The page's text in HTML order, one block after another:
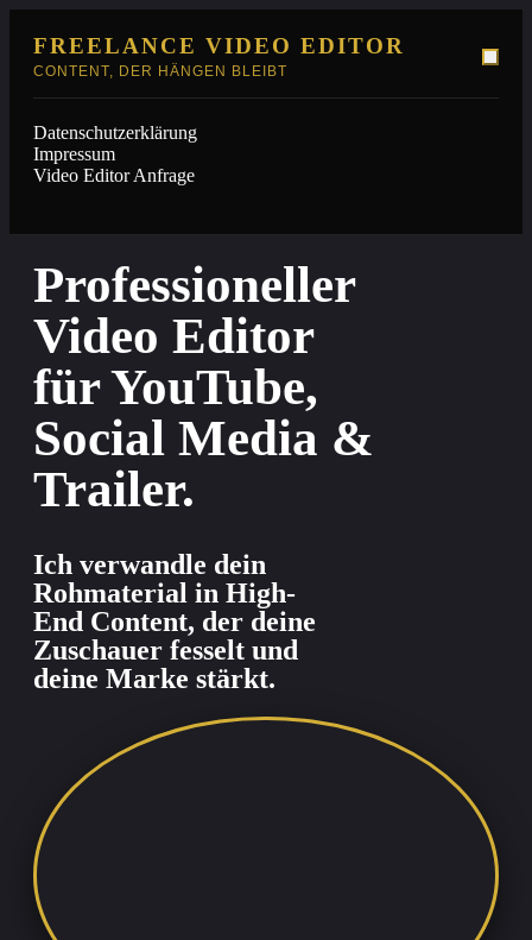
FREELANCE VIDEO EDITOR
CONTENT, DER HÄNGEN BLEIBT
Datenschutzerklärung
Impressum
Video Editor Anfrage
Professioneller
Video Editor
für YouTube,
Social Media &
Trailer.
Ich verwandle dein
Rohmaterial in High-
End Content, der deine
Zuschauer fesselt und
deine Marke stärkt.